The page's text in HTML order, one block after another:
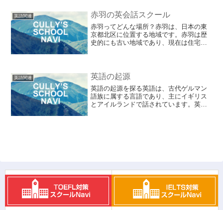
的な文法ルールなどを学び...
英語関連 赤羽の英会話スクール
赤羽ってどんな場所？赤羽は、日本の東
京都北区に位置する地域です。赤羽は歴
史的にも古い地域であり、現在は住宅地
東北線、東京メトロ南北...
英語関連 英語の起源
英語の起源を探る英語は、古代ゲルマン
語族に属する言語であり、主にイギリス
とアイルランドで話されています。英語